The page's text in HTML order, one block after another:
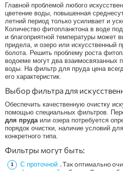
Главной проблемой любого
цветение воды, повышенная
летний период только усиливает и
Количество фитопланктона в воде
и благоприятной температуры может
придела, и озеро или искусственный
болота. Решить проблему роста
водоеме могут два взаимосвязанных
воды. На фильтр для пруда цена
его характеристик.
Выбор фильтра для
Обеспечить качественную очистку
помощью специальных фильтров.
для пруда или озера потребуется
порядок очистки, наличие условий
конкретного типа.
Фильтры могут быть:
С проточной . Так оптимально